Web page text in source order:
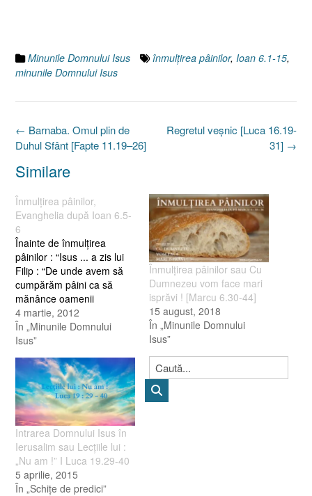
Minunile Domnului Isus înmulţirea pâinilor, Ioan 6.1-15,
minunile Domnului Isus
Post
navigation
Regretul veşnic [Luca 16.19-
31] →
← Barnaba. Omul plin de
Duhul Sfânt [Fapte 11.19–26]
Similare
Înmulţirea pâinilor,
Evanghelia după Ioan 6.5-
6
Înainte de înmulţirea
pâinilor : “Isus ... a zis lui
Filip : “De unde avem să
cumpărăm pâini ca să
mănânce oamenii
aceştia?” Spunea lucrul
acesta ca să-l încerce,
pentru că ştia ce are de
6) “Cum ar putea cineva
să sature cu pâine pe…
4 martie, 2012
În „Minunile Domnului
Isus”
Înmulţirea pâinilor sau Cu
Dumnezeu vom face mari
isprăvi ! [Marcu 6.30-44]
15 august, 2018
În „Minunile Domnului
Isus”
Intrarea Domnului Isus în
Ierusalim sau Lecţiile lui :
„Nu am !” I Luca 19.29-40
5 aprilie, 2015
În „Schiţe de predici”